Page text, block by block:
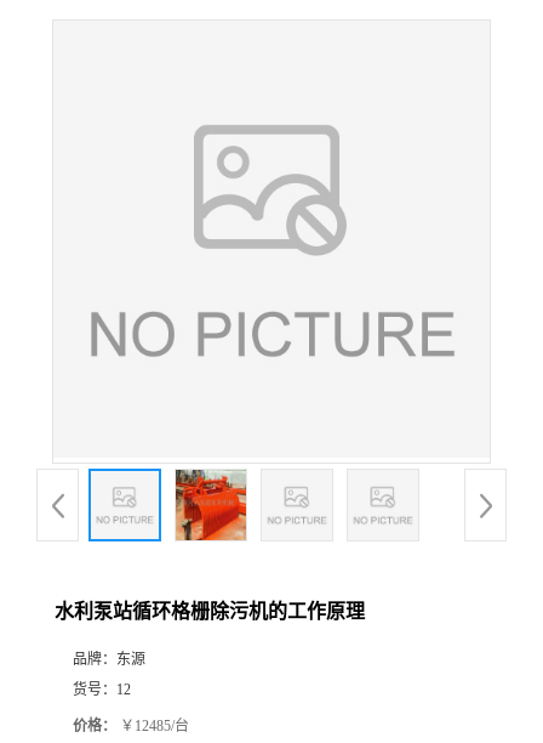
水利泵站循环格栅除污机的工作原理
品牌： 东源
货号： 12
价格： ￥12485/台